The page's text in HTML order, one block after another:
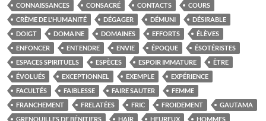
CONNAISSANCES
CONSACRÉ CONTACTS
COURS
CRÈME DE L'HUMANITÉ
DÉGAGER DÉMUNI
DÉSIRABLE
DOIGT
DOMAINE DOMAINES EFFORTS
ÉLÈVES
ENFONCER
ENTENDRE ENVIE ÉPOQUE
ÉSOTÉRISTES
ESPACES SPIRITUELS
ESPÈCES ESPOIR IMMATURE
ÊTRE
ÉVOLUÉS
EXCEPTIONNEL EXEMPLE
EXPÉRIENCE
FACULTÉS
FAIBLESSE FAIRE SAUTER
FEMME
FRANCHEMENT
FRELATÉES FRIC FROIDEMENT
GAUTAMA
GRENOUILLES DE BÉNITIERS
HAÏR HEUREUX HOMMES